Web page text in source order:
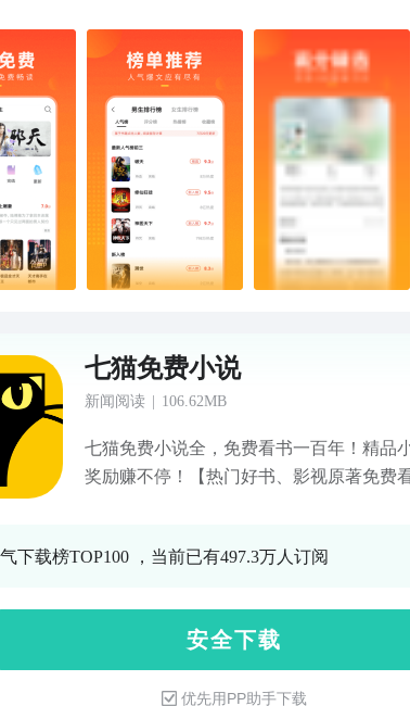
验一级棒。还有小说听书功能，众多经典
随地与书同行。[小说榜单属性高能] 各种
找书！追书根据千万真实用户测评数据帮
说与时下经典完结榜，以及热门小说热榜
武神、异世邪君、贴身校花、三体、捡个
无冕邪皇、绝世邪神、校花的贴身高手、
连载小说榜、完结小说榜、全本小说榜、
小说周排行榜、小说月排行榜、小说热搜
榜、小说打赏榜、阅读体验榜、小说好评
有贴心的实时更新提醒功能，一键打开全
追更迷不在煎熬等待，不错过任何精彩章
心吐槽，快速求书、自由评论畅聊书海，
自由创建书单功能，好书一键分享你我他
七猫免费小说
新闻阅读 106.62MB
七猫免费小说全，免费看书一百年！精品
奖励赚不停！【热门好书、影视原著免费
错缘起于此。千波万折之后，终成眷属。
深、白首永偕终究是一种奢望吗？《斗贼
健、倪大红主演同名电视剧原著！有一种
从业者不分地域、种族、文化、性别和年
称谓：贼。我不是贼，我是抓贼的。所以
下载榜TOP100 ，当前已有497.3万人订阅
安 全 下 载
优先用PP助手下载